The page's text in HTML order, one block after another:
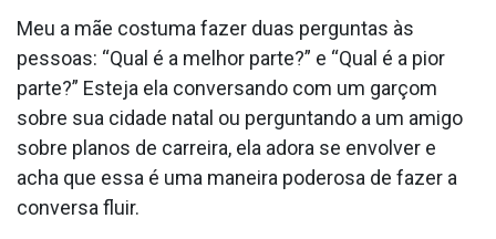
Meu a mãe costuma fazer duas perguntas às
pessoas: “Qual é a melhor parte?” e “Qual é a pior
parte?” Esteja ela conversando com um garçom
sobre sua cidade natal ou perguntando a um amigo
sobre planos de carreira, ela adora se envolver e
acha que essa é uma maneira poderosa de fazer a
conversa fluir.